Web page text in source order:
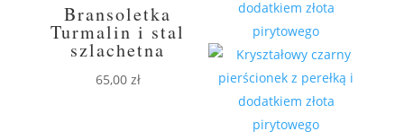
Bransoletka
Turmalin i stal
szlachetna
65,00 zł